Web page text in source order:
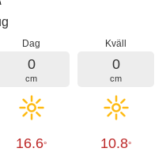
Dag
0
cm
16.6°
Kväll
0
cm
10.8°